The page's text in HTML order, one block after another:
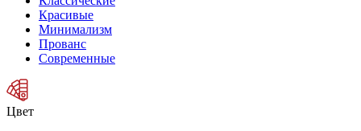
Красивые
Минимализм
Прованс
Современные
Цвет